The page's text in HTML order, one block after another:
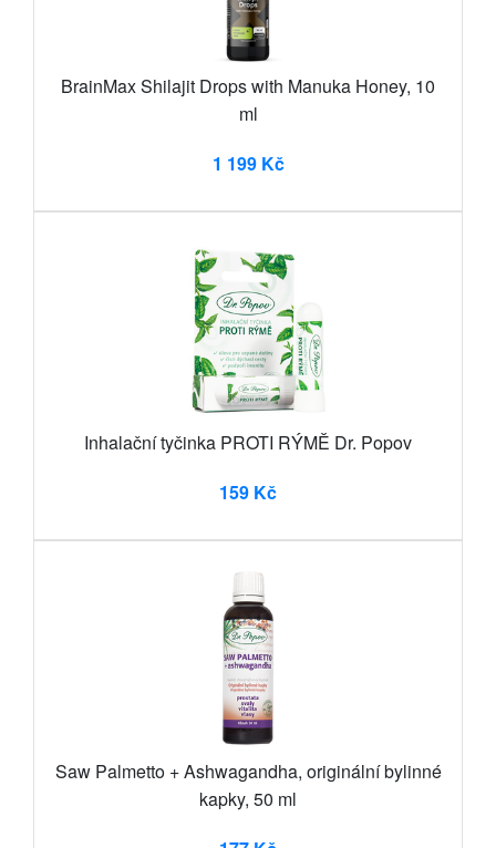
BrainMax Shilajit Drops with Manuka Honey, 10
ml
1 199 Kč
Inhalační tyčinka PROTI RÝMĚ Dr. Popov
159 Kč
Saw Palmetto + Ashwagandha, originální bylinné
kapky, 50 ml